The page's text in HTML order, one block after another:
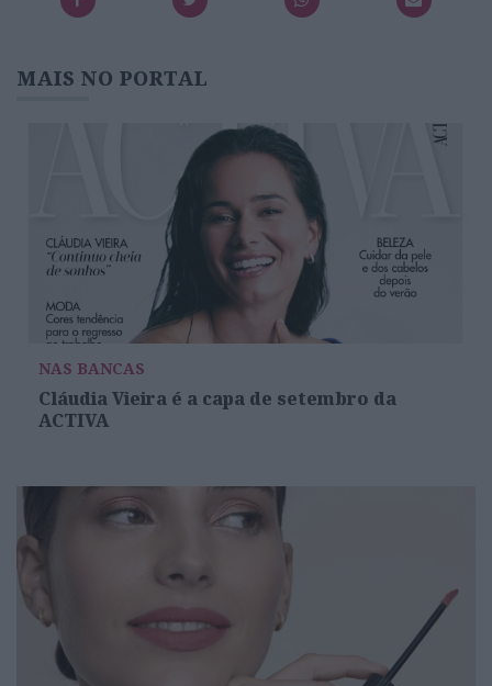
MAIS NO PORTAL
NAS BANCAS
Cláudia Vieira é a capa de setembro da
ACTIVA